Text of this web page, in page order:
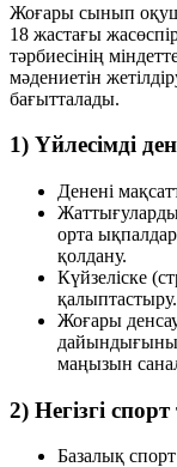
Жоғары сынып
18 жастағы
тәрбиесінің
мәдениетін
бағытталады.
1) Үйлесімді
Денені
орта
қолдану.
Күйзеліске
қалыптастыру.
Жоғары
маңызын
2) Негізгі
Базалық